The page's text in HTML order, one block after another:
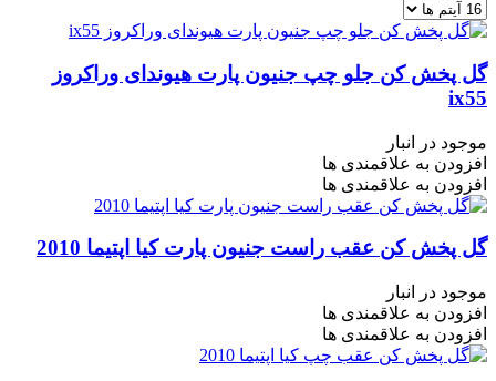
گل پخش کن جلو چپ جنیون پارت هیوندای وراکروز
ix55
موجود در انبار
افزودن به علاقمندی ها
افزودن به علاقمندی ها
گل پخش کن عقب راست جنیون پارت کیا اپتیما 2010
موجود در انبار
افزودن به علاقمندی ها
افزودن به علاقمندی ها